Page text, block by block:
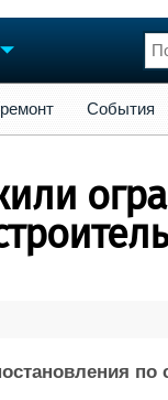
Конференции
Личности
События